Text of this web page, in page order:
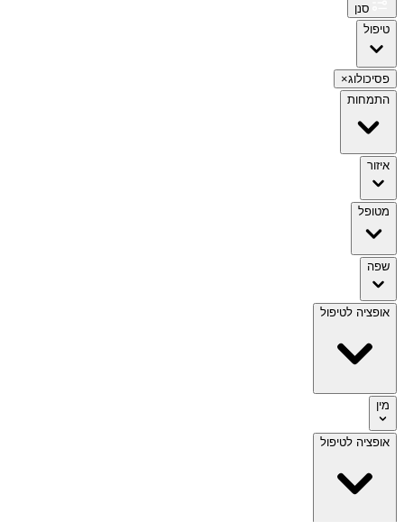
סנן
טיפול
פסיכולוג×
התמחות
איזור
מטופל
שפה
אופציה לטיפול
מין
אופציה לטיפול